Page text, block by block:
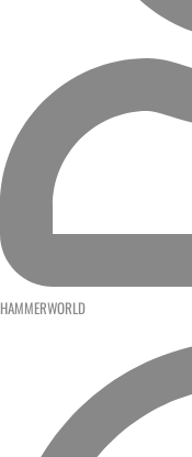
HAMMERWORLD